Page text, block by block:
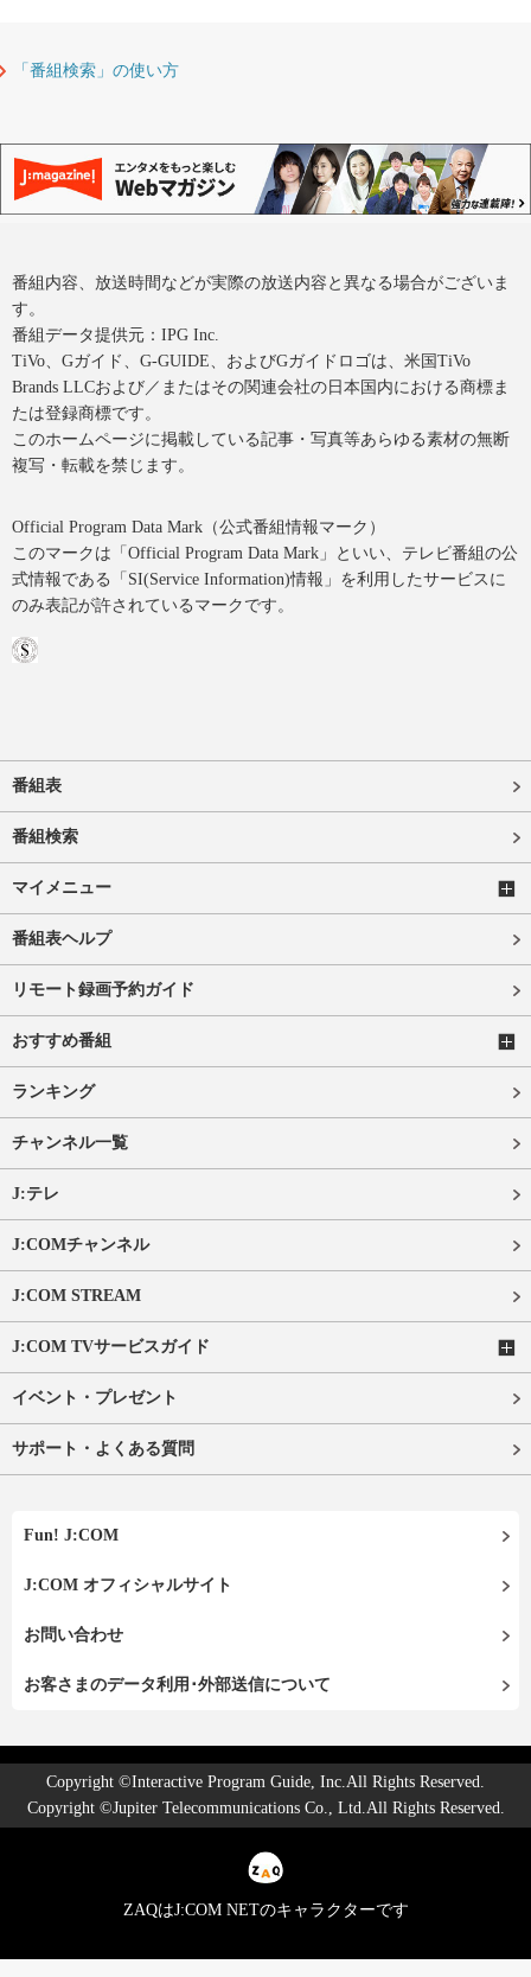
「番組検索」の使い方
番組内容、放送時間などが実際の放送内容と異なる場合がございま
す。
番組データ提供元：IPG Inc.
TiVo、Gガイド、G-GUIDE、およびGガイドロゴは、米国TiVo
Brands LLCおよび／またはその関連会社の日本国内における商標ま
たは登録商標です。
このホームページに掲載している記事・写真等あらゆる素材の無断
複写・転載を禁じます。
Official Program Data Mark（公式番組情報マーク）
このマークは「Official Program Data Mark」といい、テレビ番組の公
式情報である「SI(Service Information)情報」を利用したサービスに
のみ表記が許されているマークです。
番組表
番組検索
マイメニュー
番組表ヘルプ
リモート録画予約ガイド
おすすめ番組
ランキング
チャンネル一覧
J:テレ
J:COMチャンネル
J:COM STREAM
J:COM TVサービスガイド
イベント・プレゼント
サポート・よくある質問
Fun! J:COM
J:COM オフィシャルサイト
お問い合わせ
お客さまのデータ利用･外部送信について
Copyright ©Interactive Program Guide, Inc.All Rights Reserved.
Copyright ©Jupiter Telecommunications Co., Ltd.All Rights Reserved.
ZAQはJ:COM NETのキャラクターです